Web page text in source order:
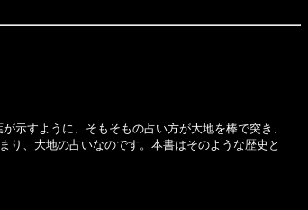
示すように、そもそもの占い方が大地を棒で突き、
り、大地の占いなのです。本書はそのような歴史と